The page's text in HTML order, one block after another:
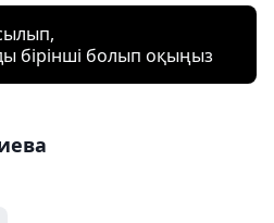
бірінші болып оқыңыз